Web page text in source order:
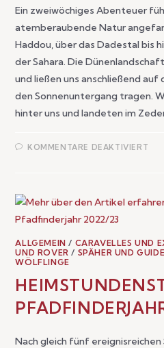
Ein zweiwöchiges Abenteuer
atemberaubende Natur
Haddou, über das Dadestal bis
der Sahara. Die
und ließen uns anschließend auf
den Sonnenuntergang tragen.
hinter uns und landeten im
KOMMENTARE DEAKTIVIERT
ALLGEMEIN / CARAVELLES UND
UND ROVER / SPÄHER UND
WÖLFLINGE
Nach gleich fünf